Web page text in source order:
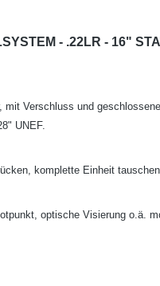
- .22LR - 16"
Verschluss und
UNEF.
komplette Einheit
optische Visierung o.ä.